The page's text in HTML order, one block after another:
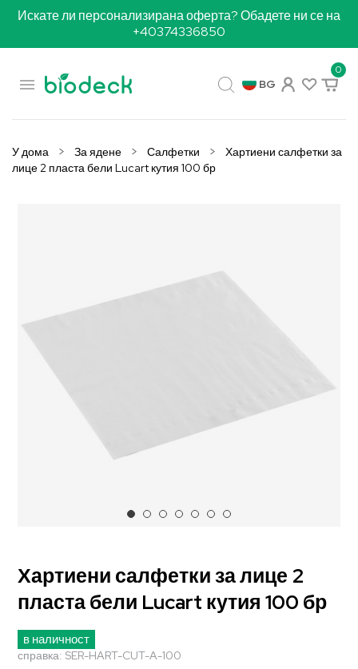
Искате ли персонализирана оферта? Обадете ни се на
+40374336850

0
BG
У дома За ядене Салфетки
Хартиени салфетки за
лице 2 пласта бели Lucart кутия 100 бр
Хартиени салфетки за лице 2
пласта бели Lucart кутия 100 бр
в наличност
справка: SER-HART-CUT-A-100